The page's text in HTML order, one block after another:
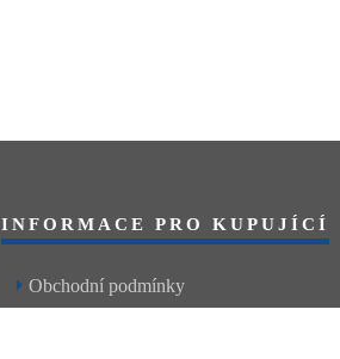
INFORMACE PRO KUPUJÍCÍ
Obchodní podmínky